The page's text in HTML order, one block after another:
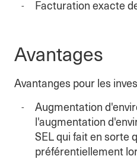
Facturation exacte
Avantages
Avantanges pour les
Augmentation
l'augmentation
SEL qui fait en sorte
préférentiellement